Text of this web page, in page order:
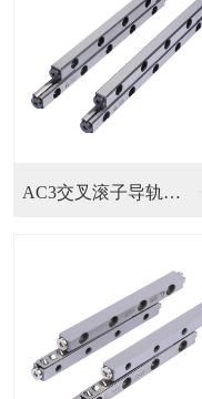
EGH15SA直线导...